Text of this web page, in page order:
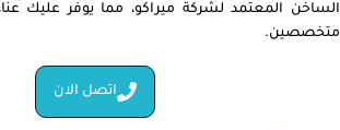
الساخن المعتمد لشركة ميراكو، مما يوفر عليك
متخصصين.
اتصل الان